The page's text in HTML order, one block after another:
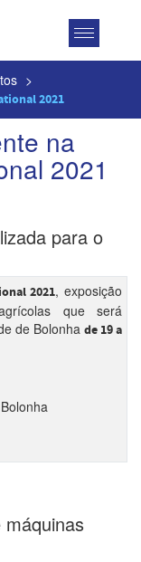
Toggle
>
2021
na
2021
para o
2021, exposição
que será
de Bolonha de 19 a